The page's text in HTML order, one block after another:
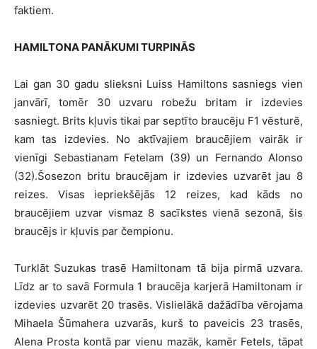
faktiem.
HAMILTONA PANĀKUMI TURPINĀS
Lai gan 30 gadu slieksni Luiss Hamiltons sasniegs vien
janvārī, tomēr 30 uzvaru robežu britam ir izdevies
sasniegt. Brits kļuvis tikai par septīto braucēju F1 vēsturē,
kam tas izdevies. No aktīvajiem braucējiem vairāk ir
vienīgi Sebastianam Fetelam (39) un Fernando Alonso
(32).Šosezon britu braucējam ir izdevies uzvarēt jau 8
reizes. Visas iepriekšējās 12 reizes, kad kāds no
braucējiem uzvar vismaz 8 sacīkstes vienā sezonā, šis
braucējs ir kļuvis par čempionu.
Turklāt Suzukas trasē Hamiltonam tā bija pirmā uzvara.
Līdz ar to savā Formula 1 braucēja karjerā Hamiltonam ir
izdevies uzvarēt 20 trasēs. Vislielākā dažādība vērojama
Mihaela Šūmahera uzvarās, kurš to paveicis 23 trasēs,
Alena Prosta kontā par vienu mazāk, kamēr Fetels, tāpat